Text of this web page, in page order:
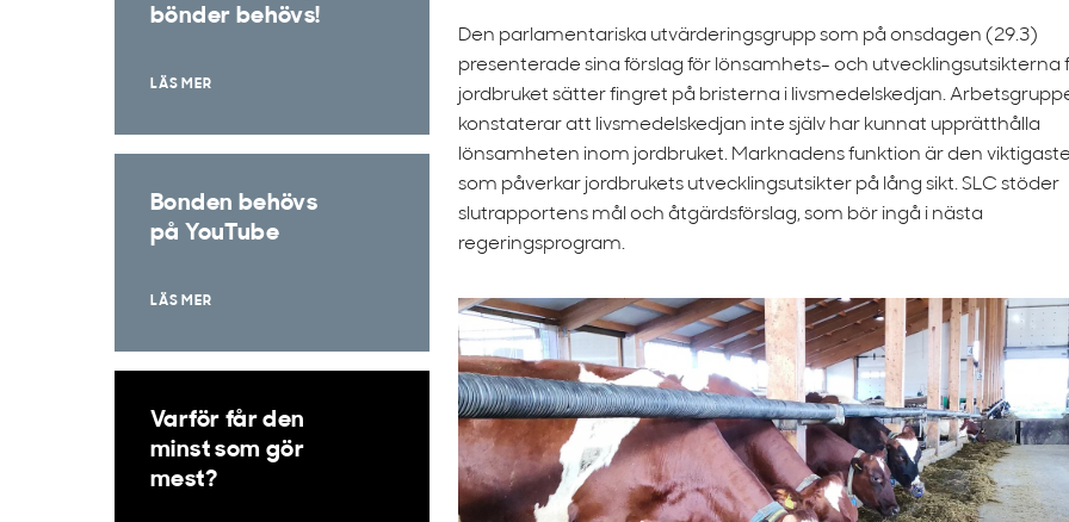
Den parlamentariska utvärderingsgrupp som på onsdagen (29.3)
presenterade sina förslag för lönsamhets- och utvecklingsutsikterna
jordbruket sätter fingret på bristerna i livsmedelskedjan.
konstaterar att livsmedelskedjan inte själv har kunnat upprätthålla
lönsamheten inom jordbruket. Marknadens funktion är den
som påverkar jordbrukets utvecklingsutsikter på lång sikt. SLC stöder
slutrapportens mål och åtgärdsförslag, som bör ingå i nästa
regeringsprogram.
bönder behövs!
LÄS MER
Bonden behövs
på YouTube
LÄS MER
Varför får den
minst som gör
mest?